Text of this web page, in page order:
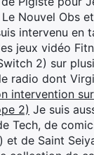
Nouvel Obs
intervenu en
jeux vidéo
2) sur
radio dont
intervention
2) Je suis
Tech, de
et de Saint